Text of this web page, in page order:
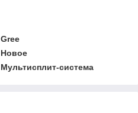
Gree
Новое
Мультисплит-система